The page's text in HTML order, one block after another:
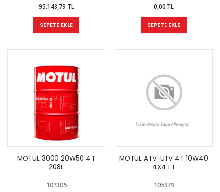
95.148,79 TL
SEPETE EKLE
0,00 TL
SEPETE EKLE
MOTUL 3000 20W50 4T
208L
107305
MOTUL ATV-UTV 4T 10W40
4X4 LT
105879